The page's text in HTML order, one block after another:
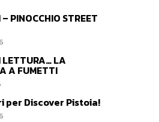
PINOCCHIO STREET
LETTURA… LA
A FUMETTI
per Discover Pistoia!